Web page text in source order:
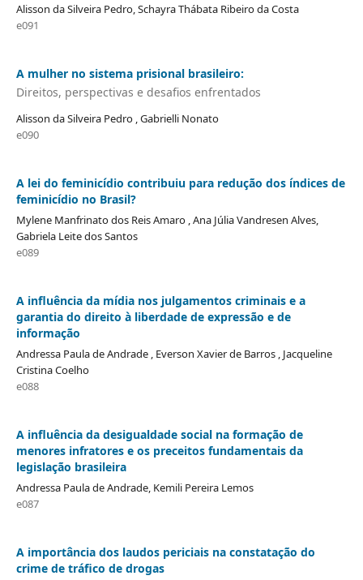
Alisson da Silveira Pedro, Schayra Thábata Ribeiro da Costa
e091
A mulher no sistema prisional brasileiro:
Direitos, perspectivas e desafios enfrentados
Alisson da Silveira Pedro , Gabrielli Nonato
e090
A lei do feminicídio contribuiu para redução dos índices de
feminicídio no Brasil?
Mylene Manfrinato dos Reis Amaro , Ana Júlia Vandresen Alves,
Gabriela Leite dos Santos
e089
A influência da mídia nos julgamentos criminais e a
garantia do direito à liberdade de expressão e de
informação
Andressa Paula de Andrade , Everson Xavier de Barros , Jacqueline
Cristina Coelho
e088
A influência da desigualdade social na formação de
menores infratores e os preceitos fundamentais da
legislação brasileira
Andressa Paula de Andrade, Kemili Pereira Lemos
e087
A importância dos laudos periciais na constatação do
crime de tráfico de drogas